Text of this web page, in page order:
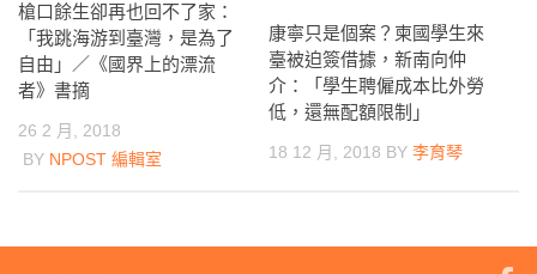
槍口餘生卻再也回不了家：
「我跳海游到臺灣，是為了
自由」／《國界上的漂流
者》書摘
26 2 月, 2018
BY NPOST 編輯室
康寧只是個案？柬國學生來
臺被迫簽借據，新南向仲
介：「學生聘僱成本比外勞
低，還無配額限制」
18 12 月, 2018 BY 李育琴